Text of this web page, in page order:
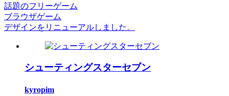
話題のフリーゲーム
ブラウザゲーム
デザインをリニューアルしました。
シューティングスターセブン
kyropim